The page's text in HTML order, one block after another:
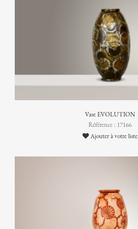
Vase EVOLUTION
Référence : 17166
Ajouter à votre liste